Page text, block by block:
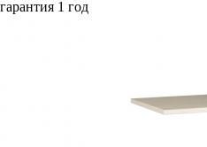
гарантия 1 год